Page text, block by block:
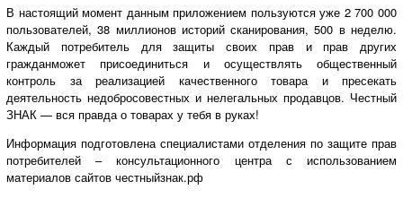
В настоящий момент данным приложением пользуются уже 2 700 000
пользователей, 38 миллионов историй сканирования, 500 в неделю.
Каждый потребитель для защиты своих прав и прав других
гражданможет присоединиться и осуществлять общественный
контроль за реализацией качественного товара и пресекать
деятельность недобросовестных и нелегальных продавцов. Честный
ЗНАК — вся правда о товарах у тебя в руках!
Информация подготовлена специалистами отделения по защите прав
потребителей – консультационного центра с использованием
материалов сайтов честныйзнак.рф